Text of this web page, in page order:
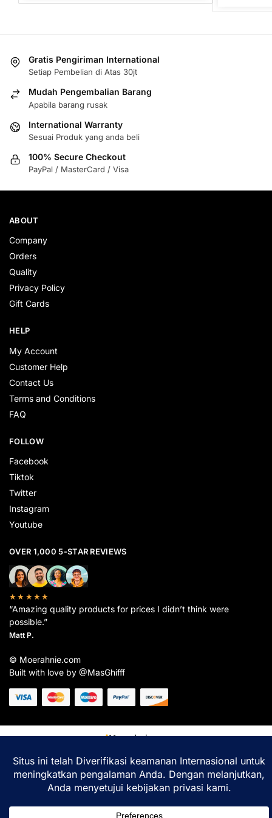
Gratis Pengiriman International
Setiap Pembelian di Atas 30jt
Mudah Pengembalian Barang
Apabila barang rusak
International Warranty
Sesuai Produk yang anda beli
100% Secure Checkout
PayPal / MasterCard / Visa
ABOUT
Company
Orders
Quality
Privacy Policy
Gift Cards
HELP
My Account
Customer Help
Contact Us
Terms and Conditions
FAQ
FOLLOW
Facebook
Tiktok
Twitter
Instagram
Youtube
OVER 1,000 5-STAR REVIEWS
★★★★★
“Amazing quality products for prices I didn’t think were
possible.”
Matt P.
© Moerahnie.com
Built with love by @MasGhifff
Moerahnie.com
pengalaman belanja terbaik Anda.